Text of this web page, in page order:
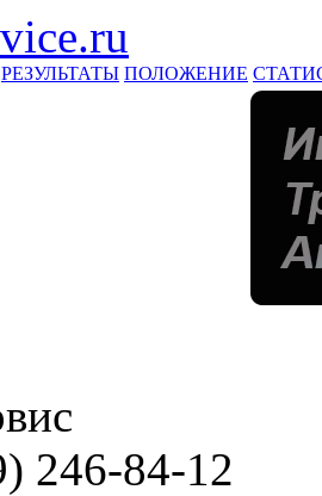
РЕЗУЛЬТАТЫ ПОЛОЖЕНИЕ
246-84-12